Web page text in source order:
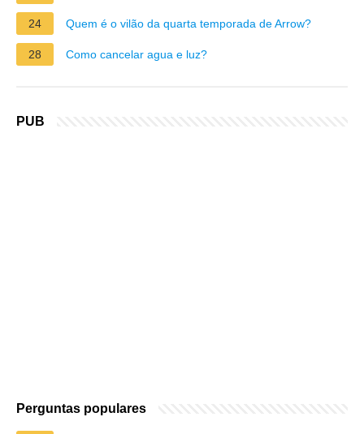
24 Quem é o vilão da quarta temporada de Arrow?
28 Como cancelar agua e luz?
PUB
Perguntas populares